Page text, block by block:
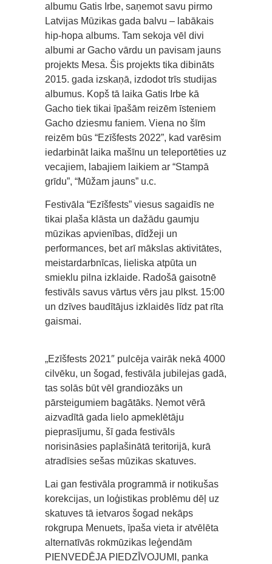
albumu Gatis Irbe, saņemot savu pirmo
Latvijas Mūzikas gada balvu – labākais
hip-hopa albums. Tam sekoja vēl divi
albumi ar Gacho vārdu un pavisam jauns
projekts Mesa. Šis projekts tika dibināts
2015. gada izskaņā, izdodot trīs studijas
albumus. Kopš tā laika Gatis Irbe kā
Gacho tiek tikai īpašām reizēm īsteniem
Gacho dziesmu faniem. Viena no šīm
reizēm būs “Ezīšfests 2022”, kad varēsim
iedarbināt laika mašīnu un teleportēties uz
vecajiem, labajiem laikiem ar “Stampā
grīdu”, “Mūžam jauns” u.c.
Festivāla “Ezīšfests” viesus sagaidīs ne
tikai plaša klāsta un dažādu gaumju
mūzikas apvienības, dīdžeji un
performances, bet arī mākslas aktivitātes,
meistardarbnīcas, lieliska atpūta un
smieklu pilna izklaide. Radošā gaisotnē
festivāls savus vārtus vērs jau plkst. 15:00
un dzīves baudītājus izklaidēs līdz pat rīta
gaismai.
„Ezīšfests 2021″ pulcēja vairāk nekā 4000
cilvēku, un šogad, festivāla jubilejas gadā,
tas solās būt vēl grandiozāks un
pārsteigumiem bagātāks. Ņemot vērā
aizvadītā gada lielo apmeklētāju
pieprasījumu, šī gada festivāls
norisināsies paplašinātā teritorijā, kurā
atradīsies sešas mūzikas skatuves.
Lai gan festivāla programmā ir notikušas
korekcijas, un loģistikas problēmu dēļ uz
skatuves tā ietvaros šogad nekāps
rokgrupa Menuets, īpaša vieta ir atvēlēta
alternatīvās rokmūzikas leģendām
PIENVEDĒJA PIEDZĪVOJUMI, panka